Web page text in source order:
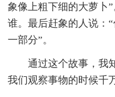
象像上粗下细的大萝卜
谁。最后赶象的人说：
一部分”。
通过这个故事，我
我们观察事物的时候千